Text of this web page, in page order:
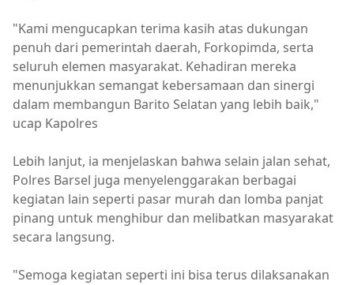
"Kami mengucapkan terima kasih atas dukungan
penuh dari pemerintah daerah, Forkopimda, serta
seluruh elemen masyarakat. Kehadiran mereka
menunjukkan semangat kebersamaan dan sinergi
dalam membangun Barito Selatan yang lebih baik,"
ucap Kapolres
Lebih lanjut, ia menjelaskan bahwa selain jalan sehat,
Polres Barsel juga menyelenggarakan berbagai
kegiatan lain seperti pasar murah dan lomba panjat
pinang untuk menghibur dan melibatkan masyarakat
secara langsung.
"Semoga kegiatan seperti ini bisa terus dilaksanakan